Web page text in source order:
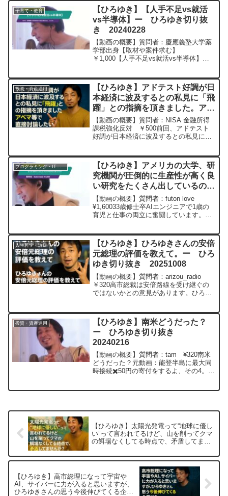
思います。個人事業主ではなく、株式会
社です。家族経営...
子育て・教育
【ひろゆき】【人手不足vs就活
vs半導体】ー ひろゆき切り抜
き 20240228
【動画の概要】質問者：慶應義塾大学薬
学部出身【取材や案件求む】
￥1,000【人手不足vs就活vs半導体】僕
りますが,一方熊本に巨額の投資で台湾
TSMCの半導体工場が...
投資・資産運用
【ひろゆき】アドテスト好調が日
本経済に波及するとの私見に「飛
躍」との指摘を頂きました。アベ
マ等で直接討論したいー ひろゆ
き切り抜き 20251103
【動画の概要】質問者：NISA 金融所得
課税強化反対 ￥500前回、アドテスト
好調が日本経済に波及するとの私見に
TOPIXでも最高値更新。AI効率化で今後
は企業全体の利益...
プログラミング・IT業界
【ひろゆき】アメリカの大学、研
究機関が圧倒的に生産性が高く良
い研究をたくさん出しているのは
なぜだと思いますか? ー ひろゆ
き切り抜き 20241117
【動画の概要】質問者：futon love
¥1,60033歳修士卒AIエンジニアで1歳の
育児と仕事の両立に奮闘しています。昔
ん。アメリカの大学、研究機関が圧倒的
に生産性...
人生哲学・論破
【ひろゆき】ひろゆきさんの安倍
元総理の評価を教えて。ー ひろ
ゆき切り抜き 20251008
【動画の概要】質問者：arizou_radio
￥320高市総裁は安倍路線を受け継ぐの
ではないかとの意見があります。ひろゆ
言われる。GUINNESS WEST IN...
投資・資産運用
【ひろゆき】南米どうだった？
ー ひろゆき切り抜き
20240216
【動画の概要】質問者：tam ¥320南米
どうだった？元動画：能登半島に最大同
時接続✖️50円の寄付をするよ、その4。
【ひろゆき】太陽光発電って“地球に優し
い”って言われてるけど、山を削ってクマ
の餌場なくしてる時点で、矛盾してませ
【ひろゆき】高市総理になって宇宙や
AI、サイバーに力が入ると思いますが、
ひろゆきさんの思う今後伸びてくる企業